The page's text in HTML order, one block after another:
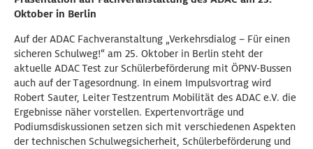
Oktober in Berlin
Auf der ADAC Fachveranstaltung „Verkehrsdialog – Für einen
sicheren Schulweg!“ am 25. Oktober in Berlin steht der
aktuelle ADAC Test zur Schülerbeförderung mit ÖPNV-Bussen
auch auf der Tagesordnung. In einem Impulsvortrag wird
Robert Sauter, Leiter Testzentrum Mobilität des ADAC e.V. die
Ergebnisse näher vorstellen. Expertenvorträge und
Podiumsdiskussionen setzen sich mit verschiedenen Aspekten
der technischen Schulwegsicherheit, Schülerbeförderung und